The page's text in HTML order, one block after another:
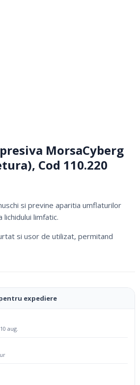
MorsaCyberg
Cod 110.220
si previne aparitia umflaturilor
lichidului limfatic.
si usor de utilizat, permitand
expediere
aug.